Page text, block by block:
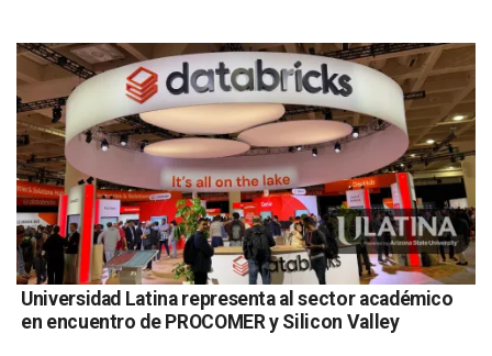
Universidad Latina representa al sector académico
en encuentro de PROCOMER y Silicon Valley